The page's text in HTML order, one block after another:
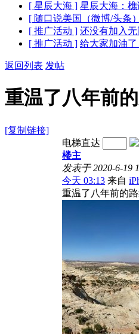
[ 星辰大海 ] 星辰大海：樵
[ 随口说美国（微博/头条
[ 推广活动 ] 还没有加入无
[ 推广活动 ] 给大家加油
返回列表 发帖
重温了八年前
[复制链接]
电梯直达
楼主
发表于 2020-6-19
今天 03:13 来自
重温了八年前的